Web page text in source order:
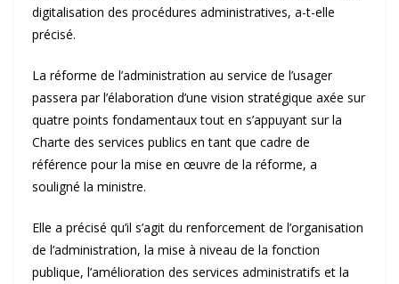
digitalisation des procédures administratives, a-t-elle
précisé.
La réforme de l’administration au service de l’usager
passera par l’élaboration d’une vision stratégique axée sur
quatre points fondamentaux tout en s’appuyant sur la
Charte des services publics en tant que cadre de
référence pour la mise en œuvre de la réforme, a
souligné la ministre.
Elle a précisé qu’il s’agit du renforcement de l’organisation
de l’administration, la mise à niveau de la fonction
publique, l’amélioration des services administratifs et la